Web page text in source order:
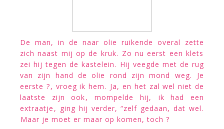
De man, in de naar olie ruikende overal zette
zich naast mij op de kruk. Zo nu eerst een klets
zei hij tegen de kastelein. Hij veegde met de rug
van zijn hand de olie rond zijn mond weg. Je
eerste ?, vroeg ik hem. Ja, en het zal wel niet de
laatste zijn ook, mompelde hij, ik had een
extraatje, ging hij verder, “zelf gedaan, dat wel.
Maar je moet er maar op komen, toch ?